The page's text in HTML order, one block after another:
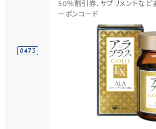
8473
50％割引券、サプリメントな
ーポンコード